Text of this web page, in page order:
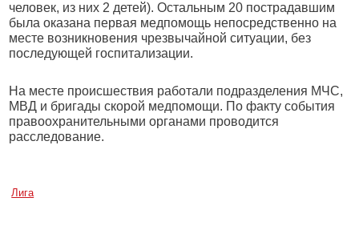
человек, из них 2 детей). Остальным 20 пострадавшим
была оказана первая медпомощь непосредственно на
месте возникновения чрезвычайной ситуации, без
последующей госпитализации.
На месте происшествия работали подразделения МЧС,
МВД и бригады скорой медпомощи. По факту события
правоохранительными органами проводится
расследование.
Лига